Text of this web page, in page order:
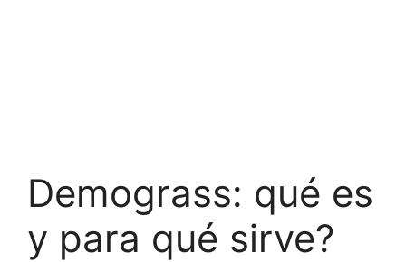
Demograss: qué es
y para qué sirve?